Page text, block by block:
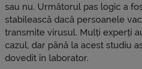
sau nu. Următorul pas logic a
stabilească dacă persoanele
transmite virusul. Mulți experți
cazul, dar până la acest studiu
dovedit în laborator.